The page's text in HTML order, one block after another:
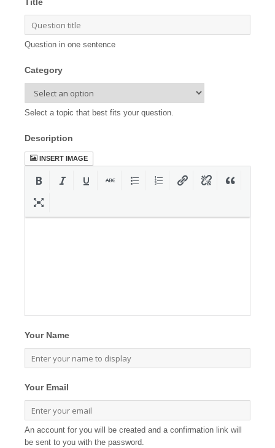
Title
Question in one sentence
Category
Select a topic that best fits your question.
Description
INSERT IMAGE
Your Name
Your Email
An account for you will be created and a confirmation link will
be sent to you with the password.